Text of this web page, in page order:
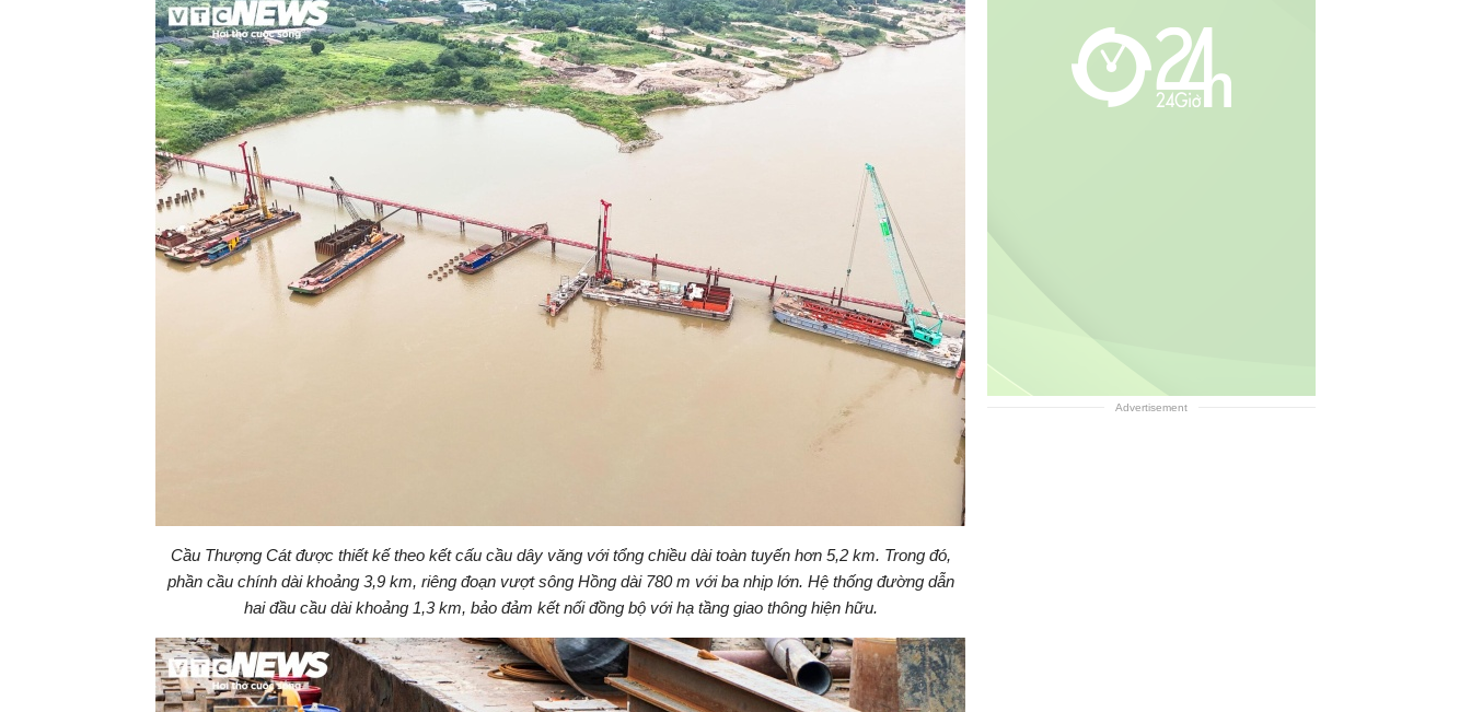
Cầu Thượng Cát được thiết kế theo kết cấu cầu dây văng với tổng chiều dài toàn tuyến hơn 5,2 km. Trong đó,
phần cầu chính dài khoảng 3,9 km, riêng đoạn vượt sông Hồng dài 780 m với ba nhịp lớn. Hệ thống đường dẫn
hai đầu cầu dài khoảng 1,3 km, bảo đảm kết nối đồng bộ với hạ tầng giao thông hiện hữu.
Advertisement